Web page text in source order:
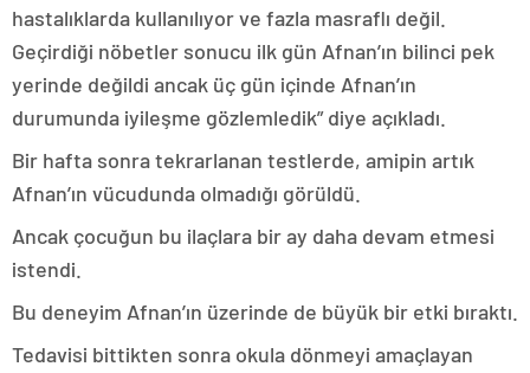
hastalıklarda kullanılıyor ve fazla masraflı değil.
Geçirdiği nöbetler sonucu ilk gün Afnan’ın bilinci pek
yerinde değildi ancak üç gün içinde Afnan’ın
durumunda iyileşme gözlemledik” diye açıkladı.
Bir hafta sonra tekrarlanan testlerde, amipin artık
Afnan’ın vücudunda olmadığı görüldü.
Ancak çocuğun bu ilaçlara bir ay daha devam etmesi
istendi.
Bu deneyim Afnan’ın üzerinde de büyük bir etki bıraktı.
Tedavisi bittikten sonra okula dönmeyi amaçlayan